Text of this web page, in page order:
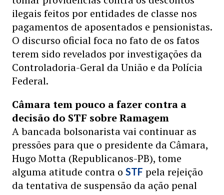
ilegais feitos por entidades de classe nos
pagamentos de aposentados e pensionistas.
O discurso oficial foca no fato de os fatos
terem sido revelados por investigações da
Controladoria-Geral da União e da Polícia
Federal.
Câmara tem pouco a fazer contra a
decisão do STF sobre Ramagem
A bancada bolsonarista vai continuar as
pressões para que o presidente da Câmara,
Hugo Motta (Republicanos-PB), tome
alguma atitude contra o STF pela rejeição
da tentativa de suspensão da ação penal